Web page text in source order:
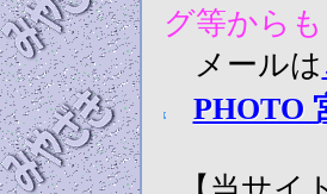
グ等から
メールは
PHOTO